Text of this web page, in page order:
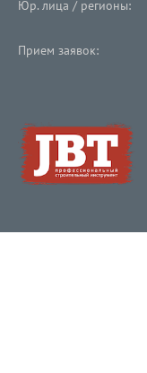
Юр. лица / регионы:
Прием заявок: